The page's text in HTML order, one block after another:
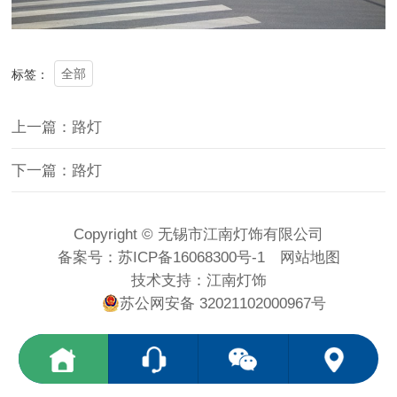
标签： 全部
上一篇：路灯
下一篇：路灯
Copyright © 无锡市江南灯饰有限公司
备案号： 苏ICP备16068300号-1
网站地图
技术支持： 江南灯饰
苏公网安备 32021102000967号